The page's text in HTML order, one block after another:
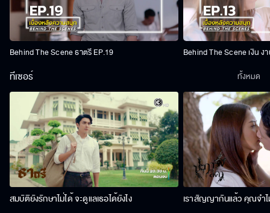
Behind The Scene ธาตรี EP.19 Behind The Scene เงิน ง
ทีเซอร์
สมบัติยังรักษาไม่ได้ จะดูแลเธอได้ยังไง เราสัญญากันแล้ว คุณจำไ
ทั้งหมด